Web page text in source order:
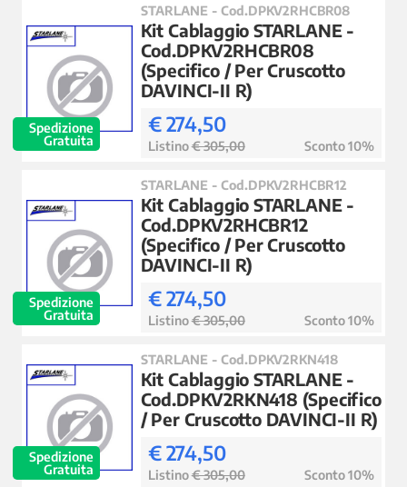
Spedizione
Gratuita
STARLANE - Cod.DPKV2RHCBR08
Kit Cablaggio STARLANE -
Cod.DPKV2RHCBR08
(Specifico / Per Cruscotto
DAVINCI-II R)
€ 274,50
Listino€ 305,00 Sconto 10%
Spedizione
Gratuita
STARLANE - Cod.DPKV2RHCBR12
Kit Cablaggio STARLANE -
Cod.DPKV2RHCBR12
(Specifico / Per Cruscotto
DAVINCI-II R)
€ 274,50
Listino€ 305,00 Sconto 10%
Spedizione
Gratuita
STARLANE - Cod.DPKV2RKN418
Kit Cablaggio STARLANE -
Cod.DPKV2RKN418 (Specifico
/ Per Cruscotto DAVINCI-II R)
€ 274,50
Listino€ 305,00 Sconto 10%